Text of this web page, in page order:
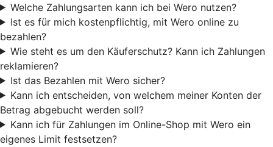
Welche Zahlungsarten kann ich bei Wero nutzen?
Ist es für mich kostenpflichtig, mit Wero online zu
bezahlen?
Wie steht es um den Käuferschutz? Kann ich Zahlungen
reklamieren?
Ist das Bezahlen mit Wero sicher?
Kann ich entscheiden, von welchem meiner Konten der
Betrag abgebucht werden soll?
Kann ich für Zahlungen im Online-Shop mit Wero ein
eigenes Limit festsetzen?